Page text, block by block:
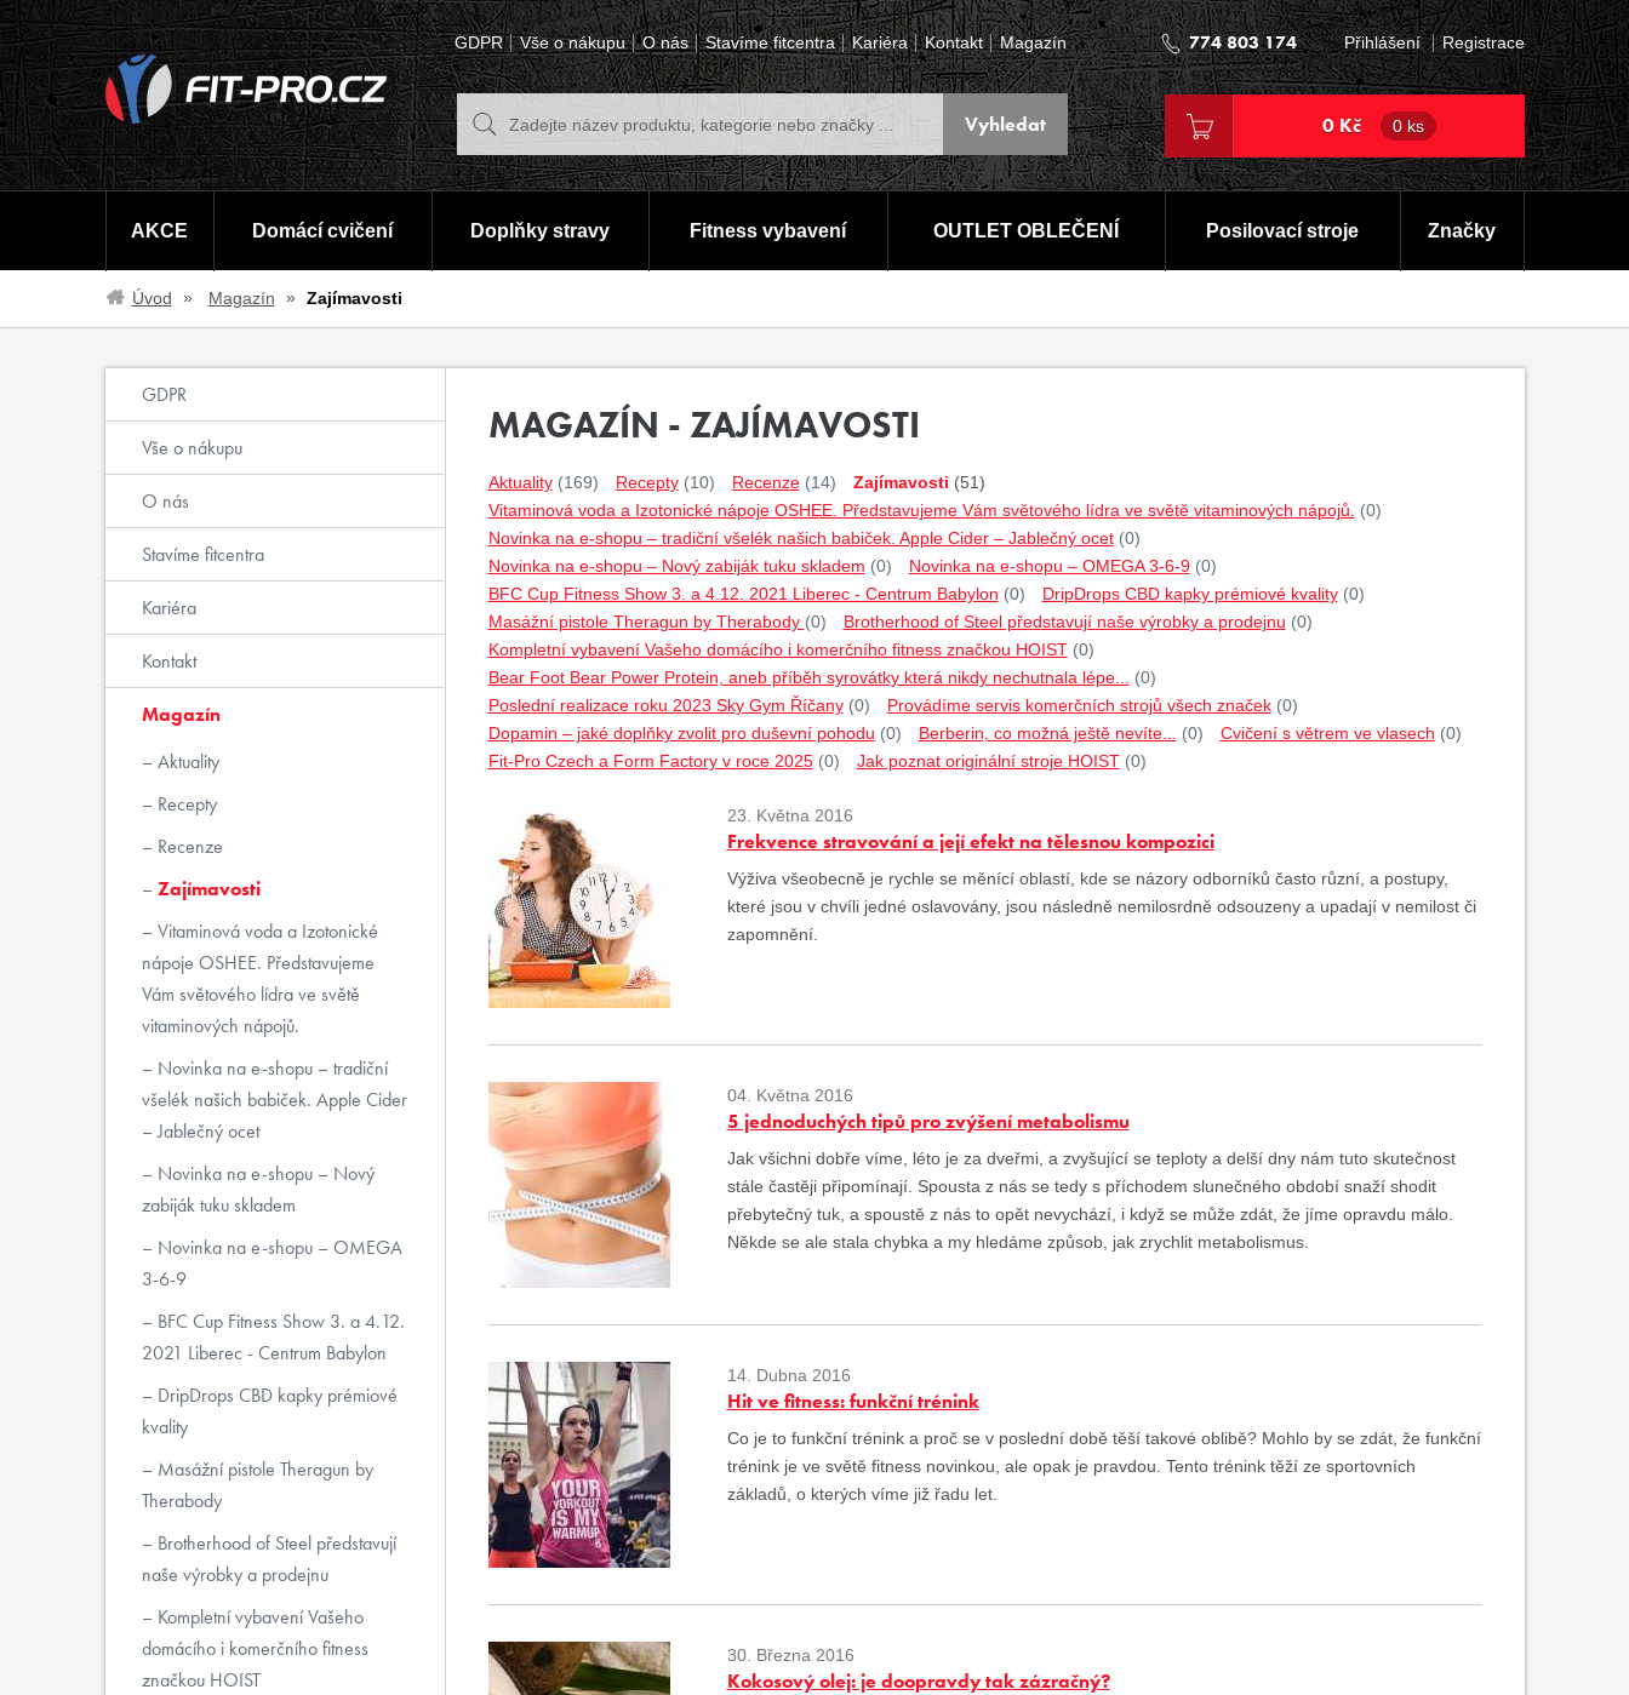
GDPR Vše o nákupu O nás Stavíme fitcentra Kariéra Kontakt Magazín 774 803 174 Přihlášení Registrace
0 Kč 0 ks
AKCE Domácí cvičení Doplňky stravy Fitness vybavení OUTLET OBLEČENÍ Posilovací stroje Značky
Úvod Magazín Zajímavosti
MAGAZÍN - ZAJÍMAVOSTI
Aktuality (169) Recepty (10) Recenze (14) Zajímavosti (51)
Vitaminová voda a Izotonické nápoje OSHEE. Představujeme Vám světového lídra ve světě vitaminových nápojů.
(0)
Novinka na e-shopu – tradiční všelék našich babiček. Apple Cider – Jablečný ocet (0)
Novinka na e-shopu – Nový zabiják tuku skladem (0) Novinka na e-shopu – OMEGA 3-6-9 (0)
BFC Cup Fitness Show 3. a 4.12. 2021 Liberec - Centrum Babylon (0) DripDrops CBD kapky prémiové kvality (0)
Masážní pistole Theragun by Therabody (0) Brotherhood of Steel představují naše výrobky a prodejnu (0)
Kompletní vybavení Vašeho domácího i komerčního fitness značkou HOIST (0)
Bear Foot Bear Power Protein, aneb příběh syrovátky která nikdy nechutnala lépe...
(0)
Poslední realizace roku 2023 Sky Gym Říčany (0) Provádíme servis komerčních strojů všech značek (0)
Dopamin – jaké doplňky zvolit pro duševní pohodu (0) Berberin, co možná ještě nevíte... (0) Cvičení s větrem ve vlasech (0)
Fit-Pro Czech a Form Factory v roce 2025 (0) Jak poznat originální stroje HOIST (0)
23. Května 2016
Frekvence stravování a její efekt na tělesnou kompozici
Výživa všeobecně je rychle se měnící oblastí, kde se názory odborníků často různí, a postupy,
které jsou v chvíli jedné oslavovány, jsou následně nemilosrdně odsouzeny a upadají v nemilost či
zapomnění.
04. Května 2016
5 jednoduchých tipů pro zvýšení metabolismu
Jak všichni dobře víme, léto je za dveřmi, a zvyšující se teploty a delší dny nám tuto skutečnost
stále častěji připomínají. Spousta z nás se tedy s příchodem slunečného období snaží shodit
přebytečný tuk, a spoustě z nás to opět nevychází, i když se může zdát, že jíme opravdu málo.
Někde se ale stala chybka a my hledáme způsob, jak zrychlit metabolismus.
14. Dubna 2016
Hit ve fitness: funkční trénink
Co je to funkční trénink a proč se v poslední době těší takové oblibě? Mohlo by se zdát, že funkční
trénink je ve světě fitness novinkou, ale opak je pravdou. Tento trénink těží ze sportovních
základů, o kterých víme již řadu let.
30. Března 2016
Kokosový olej: je doopravdy tak zázračný?
GDPR
Vše o nákupu
O nás
Stavíme fitcentra
Kariéra
Kontakt
Magazín
Aktuality
Recepty
Recenze
Zajímavosti
Vitaminová voda a Izotonické
nápoje OSHEE. Představujeme
Vám světového lídra ve světě
vitaminových nápojů.
Novinka na e-shopu – tradiční
všelék našich babiček. Apple Cider
– Jablečný ocet
Novinka na e-shopu – Nový
zabiják tuku skladem
Novinka na e-shopu – OMEGA
3-6-9
BFC Cup Fitness Show 3. a 4.12.
2021 Liberec - Centrum Babylon
DripDrops CBD kapky prémiové
kvality
Masážní pistole Theragun by
Therabody
Brotherhood of Steel představují
naše výrobky a prodejnu
Kompletní vybavení Vašeho
domácího i komerčního fitness
značkou HOIST